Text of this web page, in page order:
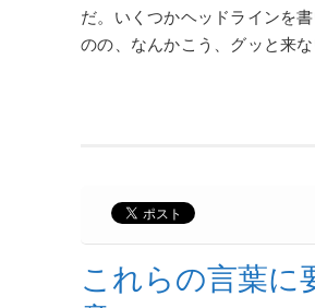
だ。いくつかヘッドラインを
のの、なんかこう、グッと来な
これらの言葉に